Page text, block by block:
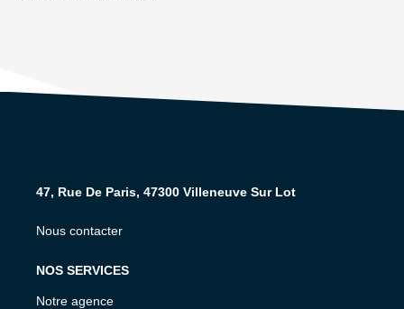
47, Rue De Paris, 47300 Villeneuve Sur Lot
Nous contacter
NOS SERVICES
Notre agence